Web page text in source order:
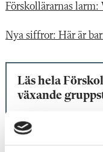
Förskollärarnas
Nya siffror: Här är
Läs hela
växande
Larmet: Barnen riskerar
Förskolläraren: ”Vi kliver